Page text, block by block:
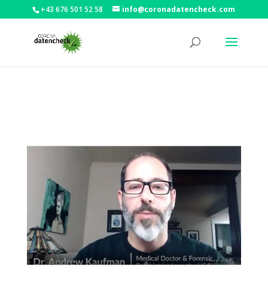
+43 676 501 52 58 info@coronadatencheck.com